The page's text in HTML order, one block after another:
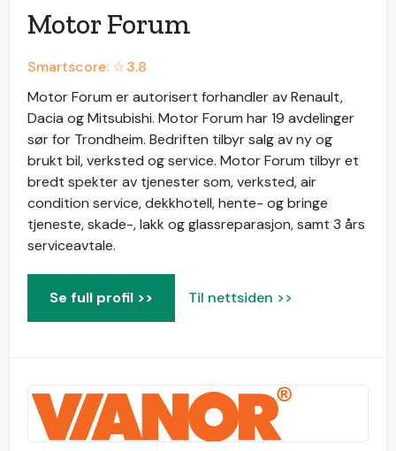
Motor Forum
Smartscore: ☆3.8
Motor Forum er autorisert forhandler av Renault,
Dacia og Mitsubishi. Motor Forum har 19 avdelinger
sør for Trondheim. Bedriften tilbyr salg av ny og
brukt bil, verksted og service. Motor Forum tilbyr et
bredt spekter av tjenester som, verksted, air
condition service, dekkhotell, hente- og bringe
tjeneste, skade-, lakk og glassreparasjon, samt 3 års
serviceavtale.
Se full profil >> Til nettsiden >>